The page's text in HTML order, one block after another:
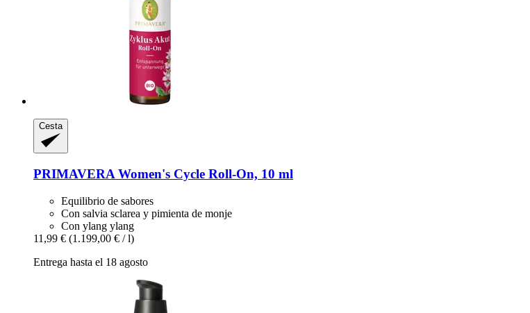
Cesta
PRIMAVERA Women's Cycle Roll-​On, 10 ml
Equilibrio de sabores
Con salvia sclarea y pimienta de monje
Con ylang ylang
11,99 € (1.199,00 € / l)
Entrega hasta el 18 agosto